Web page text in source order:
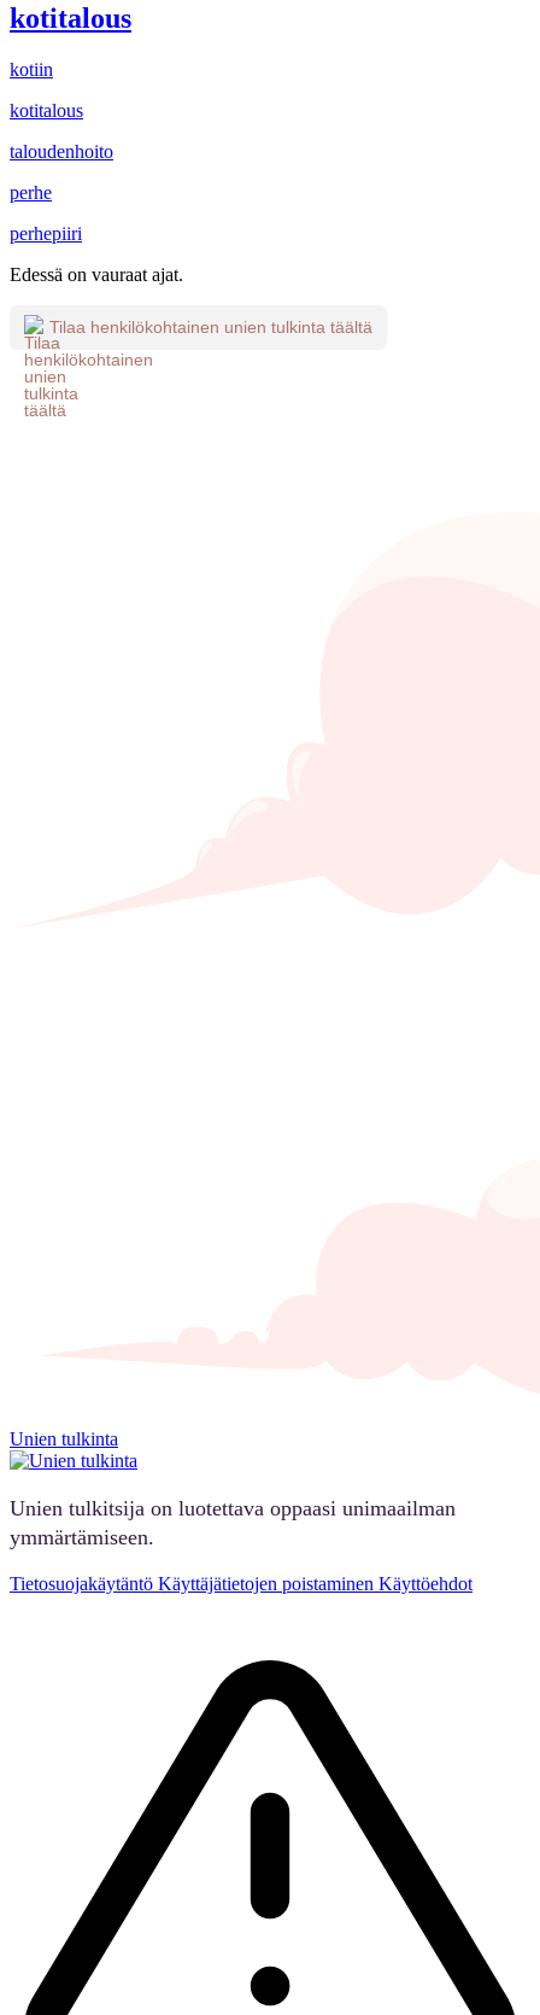
kotitalous
kotiin
kotitalous
taloudenhoito
perhe
perhepiiri
Edessä on vauraat ajat.
Tilaa henkilökohtainen unien tulkinta täältä
Unien tulkinta
Unien tulkitsija on luotettava oppaasi unimaailman
ymmärtämiseen.
Tietosuojakäytäntö Käyttäjätietojen poistaminen Käyttöehdot